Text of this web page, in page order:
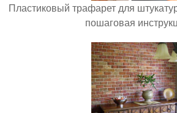
Пластиковый трафарет для
пошаговая